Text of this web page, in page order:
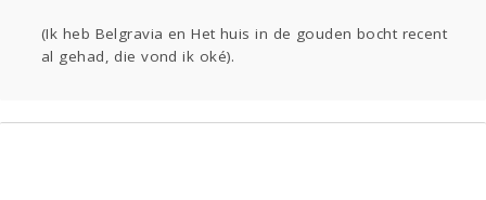
(Ik heb Belgravia en Het huis in de gouden bocht recent
al gehad, die vond ik oké).